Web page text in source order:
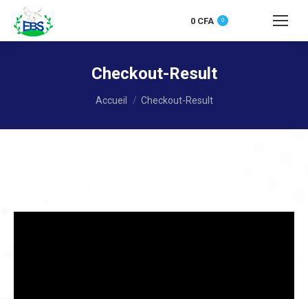
0 CFA 0
Recherche
:
Checkout-Result
Vous êtes ici :
Accueil Checkout-Result